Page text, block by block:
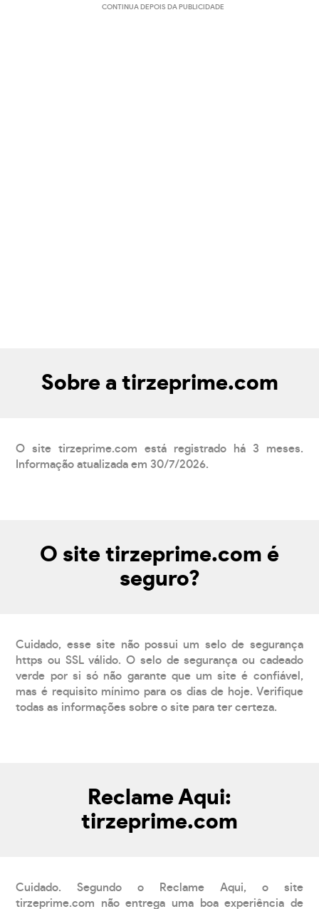
CONTINUA DEPOIS DA PUBLICIDADE
Sobre a tirzeprime.com
O site tirzeprime.com está registrado há 3 meses.
Informação atualizada em 30/7/2026.
O site tirzeprime.com é
seguro?
Cuidado, esse site não possui um selo de segurança
https ou SSL válido. O selo de segurança ou cadeado
verde por si só não garante que um site é confiável,
mas é requisito mínimo para os dias de hoje. Verifique
todas as informações sobre o site para ter certeza.
Reclame Aqui:
tirzeprime.com
Cuidado. Segundo o Reclame Aqui, o site
tirzeprime.com não entrega uma boa experiência de